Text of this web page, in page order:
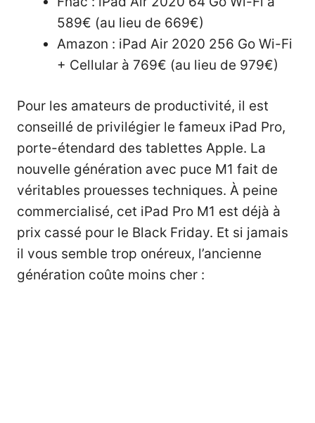
589€ (au lieu de 669€)
Amazon : iPad Air 2020 256 Go Wi-Fi
+ Cellular à 769€ (au lieu de 979€)
Pour les amateurs de productivité, il est
conseillé de privilégier le fameux iPad Pro,
porte-étendard des tablettes Apple. La
nouvelle génération avec puce M1 fait de
véritables prouesses techniques. À peine
commercialisé, cet iPad Pro M1 est déjà à
prix cassé pour le Black Friday. Et si jamais
il vous semble trop onéreux, l’ancienne
génération coûte moins cher :